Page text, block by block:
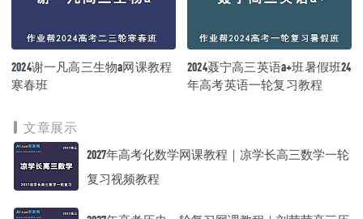
2024谢一凡高三生物a网课教程
寒春班
2024聂宁高三英语a+班暑假班24
年高考英语一轮复习教程
文章展示
2027年高考化数学网课教程｜凉学长高三数学一轮
复习视频教程